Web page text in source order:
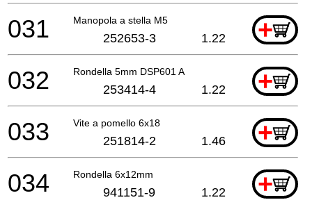
Manopola a stella M5 +
031 252653-3 1.22
Rondella 5mm DSP601 A +
032 253414-4 1.22
Vite a pomello 6x18 +
033 251814-2 1.46
Rondella 6x12mm +
034 941151-9 1.22